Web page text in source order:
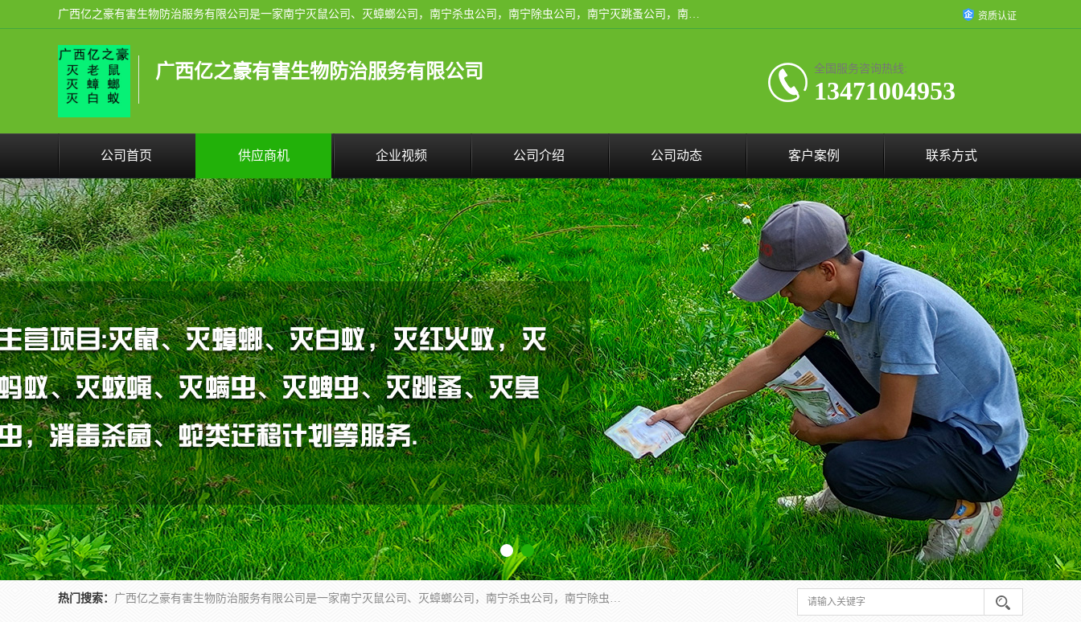
广西亿之豪有害生物防治服务有限公司是一家南宁灭鼠公司、灭蟑螂公司，南宁杀虫公司，南宁除虫公司，南宁灭跳蚤公司，南宁灭白蚁公司，南宁除四害公司,广西亿之豪有害生物防治服务有限公司专业灭蟑螂,除臭虫,其他害虫,服务上门,安全环保,售后保障,一次消杀，竭诚为您服务. 资质认证
广西亿之豪有害生物防治服务有限公司 全国服务咨询热线:
13471004953
公司首页 供应商机 企业视频 公司介绍 公司动态 客户案例 联系方式
热门搜索： 广西亿之豪有害生物防治服务有限公司是一家南宁灭鼠公司、灭蟑螂公司，南宁杀虫公司，南宁除虫公司，南宁灭跳蚤公司，南宁灭白蚁公司，南宁除四害公司,广西亿之豪有害生物防治服务有限公司专业灭蟑螂,除臭虫,其他害虫,服务上门,安全环保,售后保障,一次消杀，竭诚为您服务.